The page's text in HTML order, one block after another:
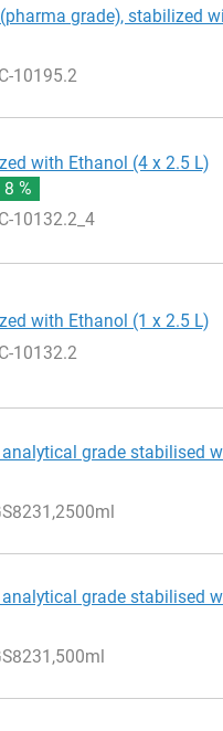
grade), stabilized
10195.2
with Ethanol (4 x 2.5 L)
8 %
10132.2_4
with Ethanol (1 x 2.5 L)
10132.2
grade stabilised
grade stabilised